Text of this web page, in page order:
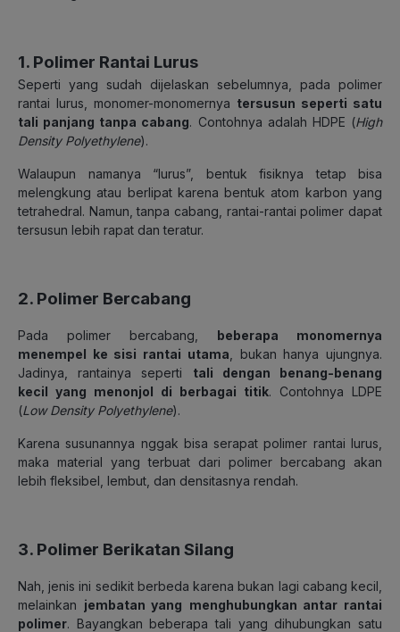
1. Polimer Rantai Lurus
Seperti yang sudah dijelaskan sebelumnya, pada polimer
rantai lurus, monomer-monomernya tersusun seperti satu
tali panjang tanpa cabang. Contohnya adalah HDPE (High
Density Polyethylene).
Walaupun namanya “lurus”, bentuk fisiknya tetap bisa
melengkung atau berlipat karena bentuk atom karbon yang
tetrahedral. Namun, tanpa cabang, rantai-rantai polimer dapat
tersusun lebih rapat dan teratur.
2. Polimer Bercabang
Pada polimer bercabang, beberapa monomernya
menempel ke sisi rantai utama , bukan hanya ujungnya.
Jadinya, rantainya seperti tali dengan benang-benang
kecil yang menonjol di berbagai titik. Contohnya LDPE
(Low Density Polyethylene).
Karena susunannya nggak bisa serapat polimer rantai lurus,
maka material yang terbuat dari polimer bercabang akan
lebih fleksibel, lembut, dan densitasnya rendah.
3. Polimer Berikatan Silang
Nah, jenis ini sedikit berbeda karena bukan lagi cabang kecil
melainkan jembatan yang menghubungkan antar rantai
polimer. Bayangkan beberapa tali yang dihubungkan satu